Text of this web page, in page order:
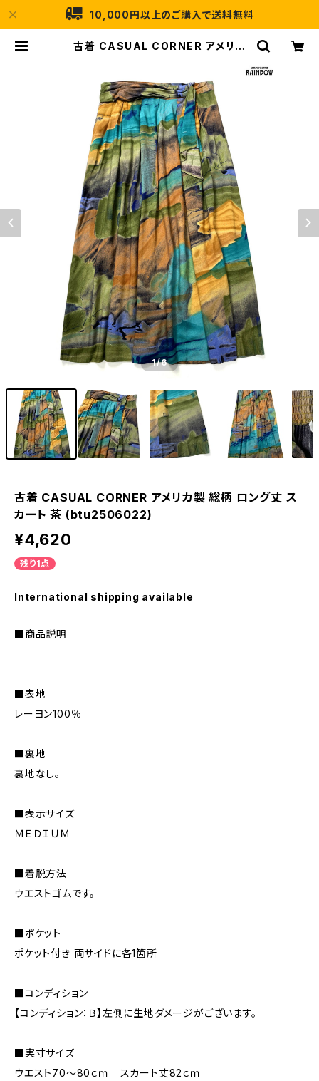
10,000円以上のご購入で送料無料
古着 CASUAL CORNER アメリカ
1/6
古着 CASUAL CORNER アメリカ製 総柄 ロング丈 ス
カート 茶 (btu2506022)
¥4,620
残り1点
International shipping available
■商品説明
■表地
レーヨン100％
■裏地
裏地なし。
■表示サイズ
ＭＥＤＩＵＭ
■着脱方法
ウエストゴムです。
■ポケット
ポケット付き 両サイドに各1箇所
■コンディション
【コンディション：Ｂ】左側に生地ダメージがございます。
■実寸サイズ
ウエスト70～80ｃｍ スカート丈82ｃｍ